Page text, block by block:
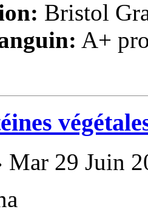
Bristol
A+
Mar 29 Juin